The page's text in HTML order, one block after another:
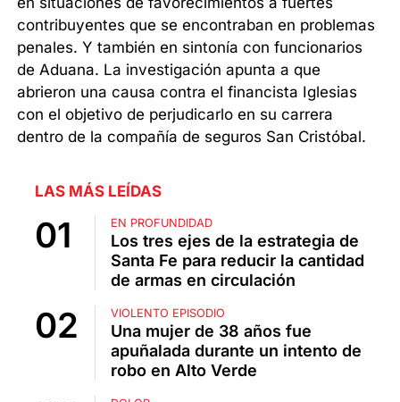
contribuyentes que se encontraban en problemas
penales. Y también en sintonía con funcionarios
de Aduana. La investigación apunta a que
abrieron una causa contra el financista Iglesias
con el objetivo de perjudicarlo en su carrera
dentro de la compañía de seguros San Cristóbal.
LAS MÁS LEÍDAS
EN PROFUNDIDAD
Los tres ejes de la estrategia de
Santa Fe para reducir la cantidad
de armas en circulación
VIOLENTO EPISODIO
Una mujer de 38 años fue
apuñalada durante un intento de
robo en Alto Verde